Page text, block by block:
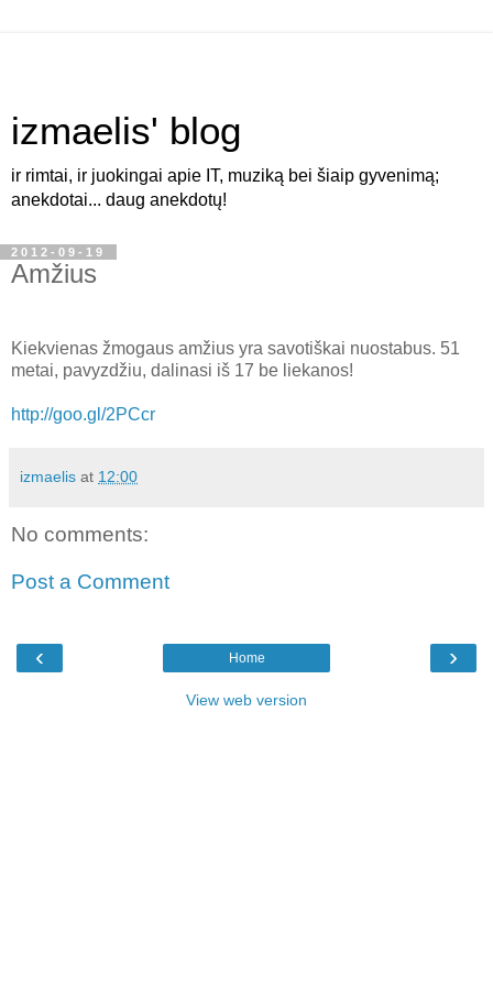
izmaelis' blog
ir rimtai, ir juokingai apie IT, muziką bei šiaip gyvenimą;
anekdotai... daug anekdotų!
2012-09-19
Amžius
Kiekvienas žmogaus amžius yra savotiškai nuostabus. 51
metai, pavyzdžiu, dalinasi iš 17 be liekanos!
http://goo.gl/2PCcr
izmaelis at 12:00
No comments:
Post a Comment
‹ ›
Home
View web version